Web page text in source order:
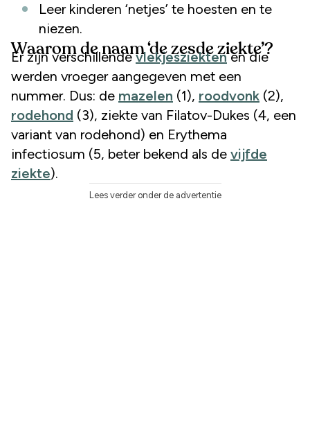
Leer kinderen ‘netjes’ te hoesten en te
niezen.
Waarom de naam ‘de zesde ziekte’?
Er zijn verschillendevlekjesziektenen die
werden vroeger aangegeven met een
nummer. Dus: de mazelen (1), roodvonk (2),
rodehond (3), ziekte van Filatov-Dukes (4, een
variant van rodehond) en Erythema
infectiosum (5, beter bekend als de vijfde
ziekte).
Lees verder onder de advertentie